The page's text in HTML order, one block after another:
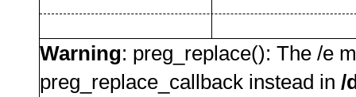
Warning: preg_replace(): The /e
preg_replace_callback instead in /